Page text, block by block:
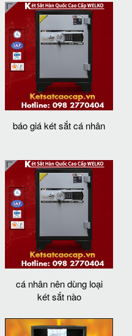
báo giá két sắt cá nhân
cá nhân nên dùng loại
két sắt nào